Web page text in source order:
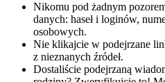
Nikomu pod żadnym
danych: haseł i loginów,
osobowych.
Nie klikajcie w podejrzane
z nieznanych źródeł.
Dostaliście podejrzaną